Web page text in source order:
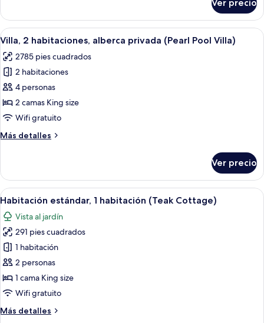
Pool
Villa)
1
habitación,
alberca
(Pearl
Pool
Villa)
Ver precio
Abrir
todas
las
fotos
de
Villa,
2
alberca
Pool
Villa)
Un dormitorio amplio con una cama
11
Villa, 2 habitaciones, alberca privada (Pearl Pool Villa)
2785 pies cuadrados
2 habitaciones
4 personas
2 camas King size
Wifi gratuito
Más detalles
Más
2
habitaciones,
alberca
privada
(Pearl
Pool
Villa)
Ver precio
Abrir
todas
las
fotos
de
Habitación
estándar,
1
habitación
(Teak
Una habitación de hotel con una
19
Habitación estándar, 1 habitación (Teak Cottage)
Vista al jardín
291 pies cuadrados
1 habitación
2 personas
1 cama King size
Wifi gratuito
Más detalles
Más